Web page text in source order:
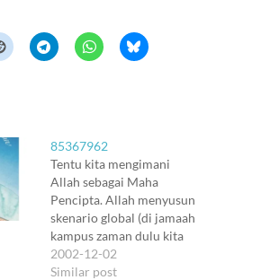
85367962
Tentu kita mengimani
Allah sebagai Maha
Pencipta. Allah menyusun
skenario global (di jamaah
kampus zaman dulu kita
menyebutnya "global
plan"), dan skenario itu
2002-12-02
Similar post